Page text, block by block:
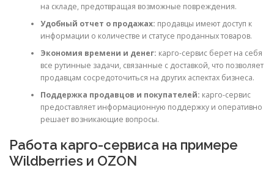
на складе, предотвращая возможные повреждения.
Удобный отчет о продажах: продавцы имеют доступ к
информации о количестве и статусе проданных товаров.
Экономия времени и денег: карго-сервис берет на себя
все рутинные задачи, связанные с доставкой, что позволяет
продавцам сосредоточиться на других аспектах бизнеса.
Поддержка продавцов и покупателей: карго-сервис
предоставляет информационную поддержку и оперативно
решает возникающие вопросы.
Работа карго-сервиса на примере
Wildberries и OZON